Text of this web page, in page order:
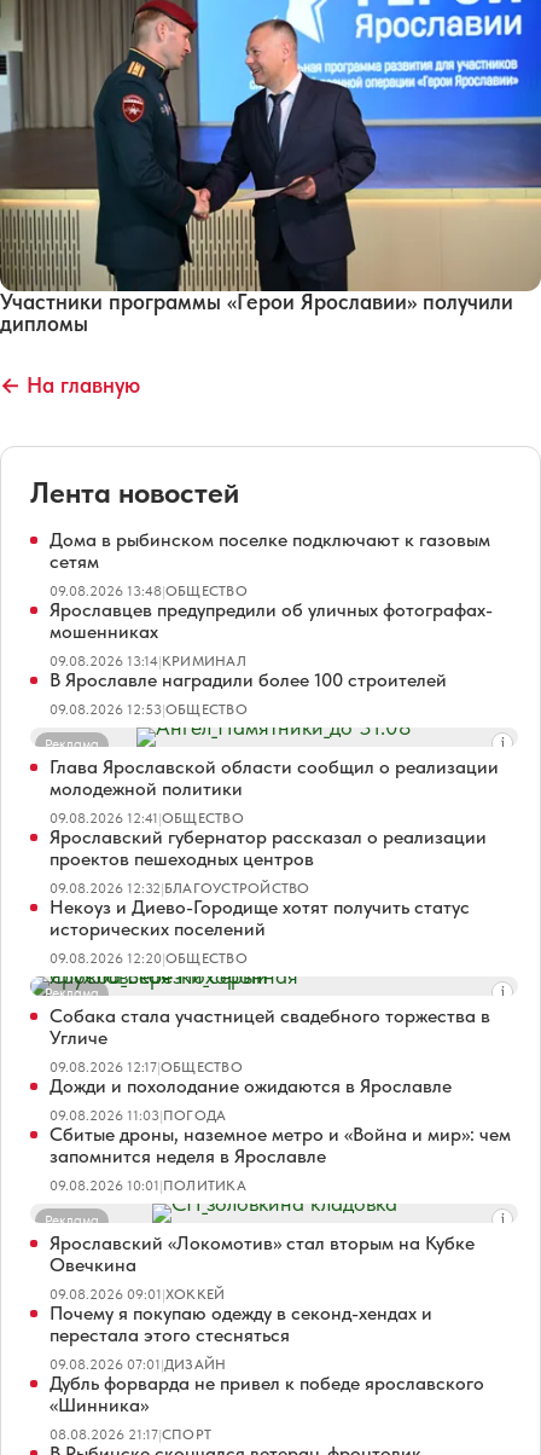
Участники программы «Герои Ярославии» получили
дипломы
← На главную
Лента новостей
Дома в рыбинском поселке подключают к газовым
сетям
09.08.2026 13:48|ОБЩЕСТВО
Ярославцев предупредили об уличных фотографах-
мошенниках
09.08.2026 13:14|КРИМИНАЛ
В Ярославле наградили более 100 строителей
09.08.2026 12:53|ОБЩЕСТВО
Реклама
Глава Ярославской области сообщил о реализации
молодежной политики
09.08.2026 12:41|ОБЩЕСТВО
Ярославский губернатор рассказал о реализации
проектов пешеходных центров
09.08.2026 12:32|БЛАГОУСТРОЙСТВО
Некоуз и Диево-Городище хотят получить статус
исторических поселений
09.08.2026 12:20|ОБЩЕСТВО
Реклама
Собака стала участницей свадебного торжества в
Угличе
09.08.2026 12:17|ОБЩЕСТВО
Дожди и похолодание ожидаются в Ярославле
09.08.2026 11:03|ПОГОДА
Сбитые дроны, наземное метро и «Война и мир»: чем
запомнится неделя в Ярославле
09.08.2026 10:01|ПОЛИТИКА
Реклама
Ярославский «Локомотив» стал вторым на Кубке
Овечкина
09.08.2026 09:01|ХОККЕЙ
Почему я покупаю одежду в секонд-хендах и
перестала этого стесняться
09.08.2026 07:01|ДИЗАЙН
Дубль форварда не привел к победе ярославского
«Шинника»
08.08.2026 21:17|СПОРТ